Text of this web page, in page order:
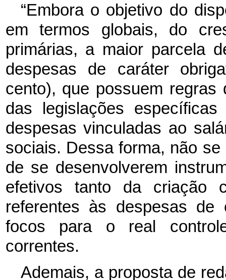
“Embora o objetivo do
em termos globais, do
primárias, a maior parcela
despesas de caráter
cento), que possuem regras
das legislações
despesas vinculadas ao
sociais. Dessa forma, não
de se desenvolverem
efetivos tanto da criação
referentes às despesas de
focos para o real
correntes.
Ademais, a proposta de